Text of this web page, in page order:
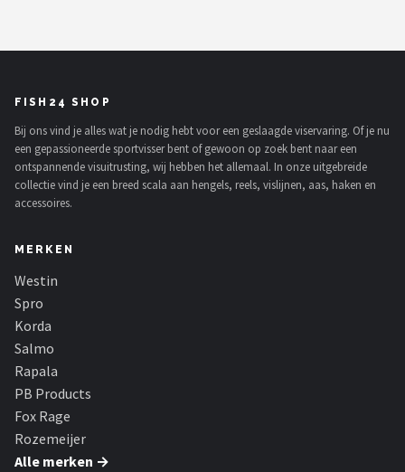
FISH24 SHOP
Bij ons vind je alles wat je nodig hebt voor een geslaagde viservaring. Of je nu
een gepassioneerde sportvisser bent of gewoon op zoek bent naar een
ontspannende visuitrusting, wij hebben het allemaal. In onze uitgebreide
collectie vind je een breed scala aan hengels, reels, vislijnen, aas, haken en
accessoires.
MERKEN
Westin
Spro
Korda
Salmo
Rapala
PB Products
Fox Rage
Rozemeijer
Alle merken →